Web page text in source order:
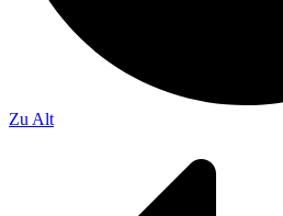
Zu Alt